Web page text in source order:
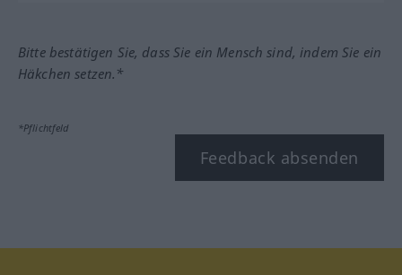
Bitte bestätigen Sie, dass Sie ein Mensch sind, indem Sie ein
Häkchen setzen.*
*Pflichtfeld
Feedback absenden